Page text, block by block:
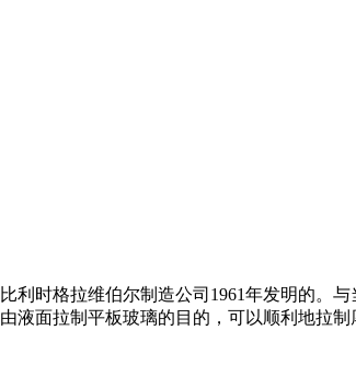
时格拉维伯尔制造公司1961年发明的。
面拉制平板玻璃的目的，可以顺利地拉制